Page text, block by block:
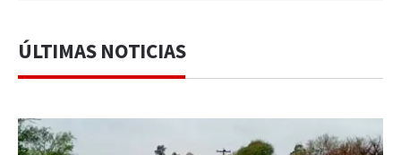
ÚLTIMAS NOTICIAS